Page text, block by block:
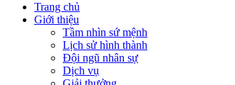
Trang chủ
Giới thiệu
Tầm nhìn sứ mệnh
Lịch sử hình thành
Đội ngũ nhân sự
Dịch vụ